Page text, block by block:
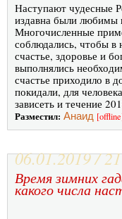
Наступают чудесные
издавна были любимы
Многочисленные
соблюдались, чтобы в
счастье, здоровье и
выполнялись
счастье приходило в
покидали, для
зависеть и течение
Разместил: Анаид
06.01.2019 /
Время зимних
какого числа